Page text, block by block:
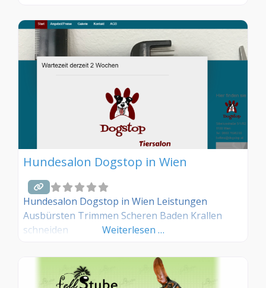
Föhnen Façonschnitte (z.B. Teilbereiche wie
Achsel, Bauch, Augen, Ohren und Näschen)
Pfotenpflege und Krallenkürzen Leckerlis
Beratung rund um die Fellpflege daheim Mobiles
Hundesalon Dogstop in Wien
Hundesalon Dogstop in Wien Leistungen
Ausbürsten Trimmen Scheren Baden Krallen
schneiden
Weiterlesen …